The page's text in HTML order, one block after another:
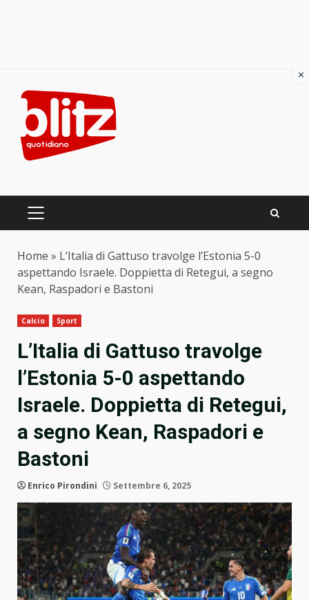
content
PRIMARY
Home » L’Italia di Gattuso travolge l’Estonia 5-0
aspettando Israele. Doppietta di Retegui, a segno
Kean, Raspadori e Bastoni
Calcio Sport
L’Italia di Gattuso travolge
l’Estonia 5-0 aspettando
Israele. Doppietta di Retegui,
a segno Kean, Raspadori e
Bastoni
Enrico Pirondini Settembre 6, 2025
×